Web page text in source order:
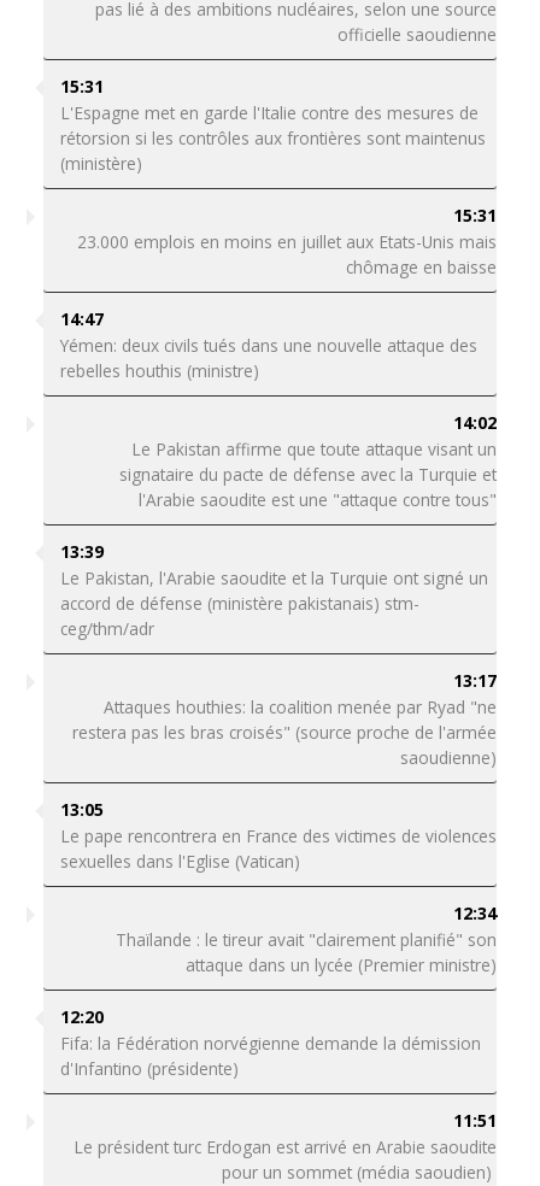
pas lié à des ambitions nucléaires, selon une source
officielle saoudienne
15:31
L'Espagne met en garde l'Italie contre des mesures de
rétorsion si les contrôles aux frontières sont maintenus
(ministère)
15:31
23.000 emplois en moins en juillet aux Etats-Unis mais
chômage en baisse
14:47
Yémen: deux civils tués dans une nouvelle attaque des
rebelles houthis (ministre)
14:02
Le Pakistan affirme que toute attaque visant un
signataire du pacte de défense avec la Turquie et
l'Arabie saoudite est une "attaque contre tous"
13:39
Le Pakistan, l'Arabie saoudite et la Turquie ont signé un
accord de défense (ministère pakistanais) stm-
ceg/thm/adr
13:17
Attaques houthies: la coalition menée par Ryad "ne
restera pas les bras croisés" (source proche de l'armée
saoudienne)
13:05
Le pape rencontrera en France des victimes de violences
sexuelles dans l'Eglise (Vatican)
12:34
Thaïlande : le tireur avait "clairement planifié" son
attaque dans un lycée (Premier ministre)
12:20
Fifa: la Fédération norvégienne demande la démission
d'Infantino (présidente)
11:51
Le président turc Erdogan est arrivé en Arabie saoudite
pour un sommet (média saoudien)